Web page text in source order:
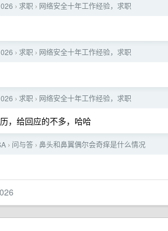
› 求职 › 网络安全十年工作经验，求职
› 求职 › 网络安全十年工作经验，求职
› 求职 › 网络安全十年工作经验，求职
，给回应的不多，哈哈
› 问与答 › 鼻头和鼻翼偶尔会奇痒是什么情况